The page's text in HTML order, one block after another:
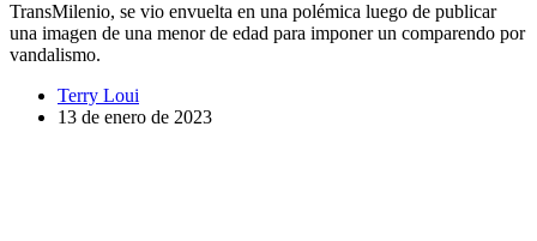
TransMilenio, se vio envuelta en una polémica luego de publicar
una imagen de una menor de edad para imponer un comparendo por
vandalismo.
Terry Loui
13 de enero de 2023